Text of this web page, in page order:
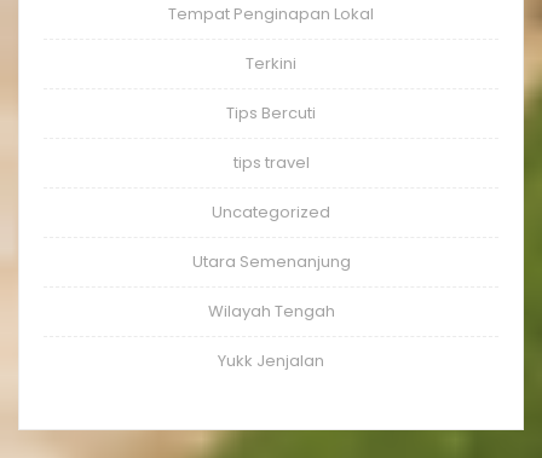
Tempat Penginapan Lokal
Terkini
Tips Bercuti
tips travel
Uncategorized
Utara Semenanjung
Wilayah Tengah
Yukk Jenjalan